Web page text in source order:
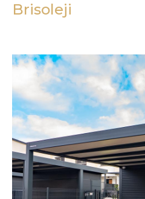
Brisoleji